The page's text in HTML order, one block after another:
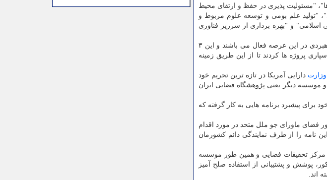
"مسئولیت پذیری در حفظ و ارتقای محیط
"تولید علم بومی و توسعه علوم مربوط و
اسلامی" و "بهره برداری از سرریز فناوری
در این راستا "سازمان فضایی"، "پژوهشگاه هوافضا" و "پژوهشگاه فضایی" بر مبنای برنامه های راهبردی در این عرصه فعال می باشند و این ۳
پروژه ها کردند تا از این طریق زمینه
وزارت دارایی آمریکا در تازه ترین تحریم خود
موسسه دیگر یعنی پژوهشگاه فضایی ایران
برای پیشبرد برنامه هایی به کار گرفته که
فضای ماورای جو ملل متحد در مورد اقدام
نامه را از طرف نمایندگی دائم کشورمان
مرکز تحقیقات فضایی و همین طور موسسه
پوشش و پشتیبانی از استفاده صلح آمیز
اند.